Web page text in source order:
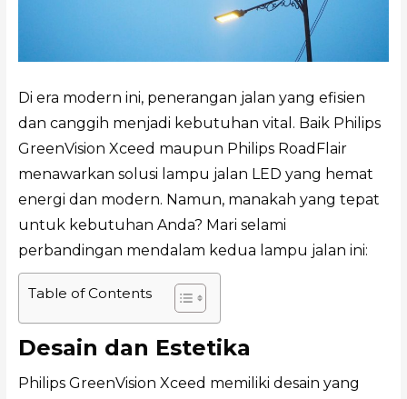
Di era modern ini, penerangan jalan yang efisien
dan canggih menjadi kebutuhan vital. Baik Philips
GreenVision Xceed maupun Philips RoadFlair
menawarkan solusi lampu jalan LED yang hemat
energi dan modern. Namun, manakah yang tepat
untuk kebutuhan Anda? Mari selami
perbandingan mendalam kedua lampu jalan ini:
Table of Contents
Desain dan Estetika
Philips GreenVision Xceed memiliki desain yang